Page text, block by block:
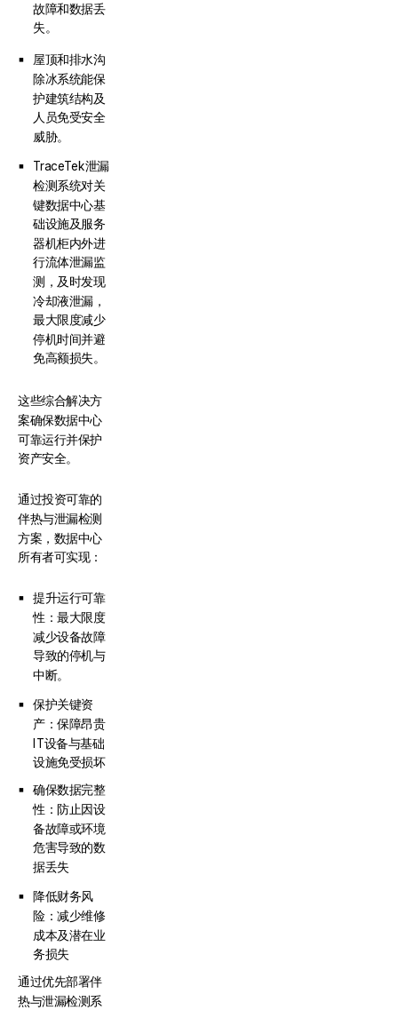
故障和数据丢
失。
屋顶和排水沟
除冰系统能保
护建筑结构及
人员免受安全
威胁。
TraceTek泄漏
检测系统对关
键数据中心基
础设施及服务
器机柜内外进
行流体泄漏监
测，及时发现
冷却液泄漏，
最大限度减少
停机时间并避
免高额损失。
这些综合解决方
案确保数据中心
可靠运行并保护
资产安全。
通过投资可靠的
伴热与泄漏检测
方案，数据中心
所有者可实现：
提升运行可靠
性：最大限度
减少设备故障
导致的停机与
中断。
保护关键资
产：保障昂贵
IT设备与基础
设施免受损坏
确保数据完整
性：防止因设
备故障或环境
危害导致的数
据丢失
降低财务风
险：减少维修
成本及潜在业
务损失
通过优先部署伴
热与泄漏检测系